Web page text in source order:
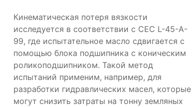
Кинематическая потеря вязкости
исследуется в соответствии с CEC L-45-A-
99, где испытательное масло сдвигается с
помощью блока подшипника с коническим
роликоподшипником. Такой метод
испытаний применим, например, для
разработки гидравлических масел, которые
могут снизить затраты на тонну земляных